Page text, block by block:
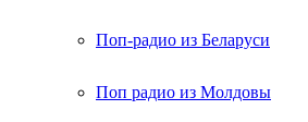
Поп-радио из Беларуси
Поп радио из Молдовы